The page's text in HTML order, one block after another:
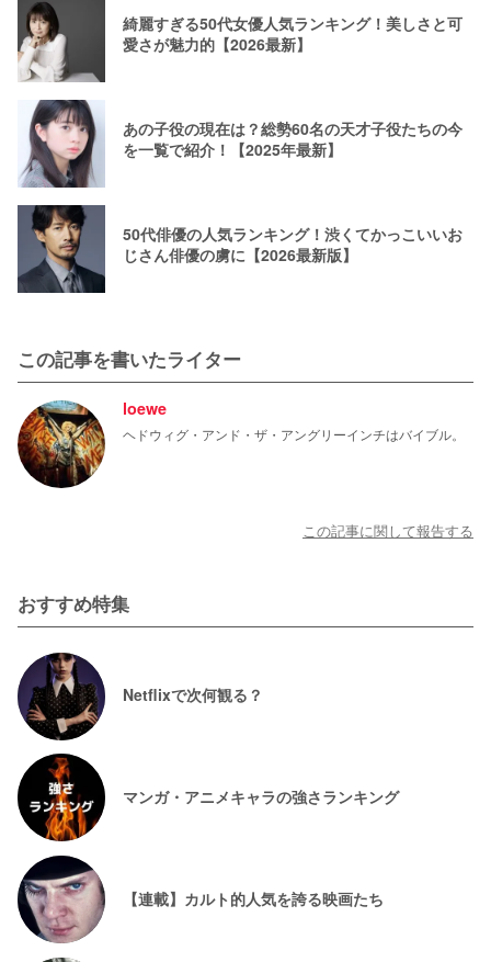
綺麗すぎる50代女優人気ランキング！美しさと可
愛さが魅力的【2026最新】
あの子役の現在は？総勢60名の天才子役たちの今
を一覧で紹介！【2025年最新】
50代俳優の人気ランキング！渋くてかっこいいお
じさん俳優の虜に【2026最新版】
この記事を書いたライター
loewe
ヘドウィグ・アンド・ザ・アングリーインチはバイブル。
この記事に関して報告する
おすすめ特集
Netflixで次何観る？
マンガ・アニメキャラの強さランキング
【連載】カルト的人気を誇る映画たち